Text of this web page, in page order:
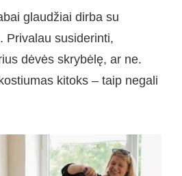
glaudžiai dirba su
Privalau susiderinti,
dėvės skrybėlę, ar ne.
kitoks – taip negali